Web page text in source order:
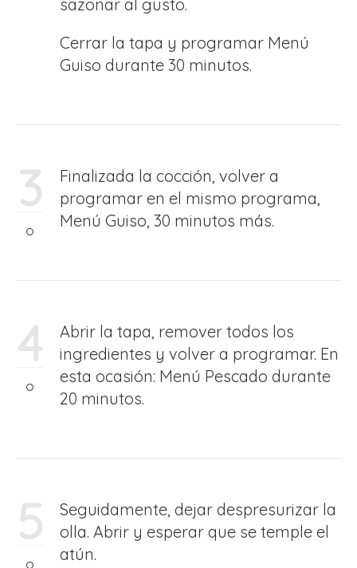
sazonar al gusto.
Cerrar la tapa y programar Menú
Guiso durante 30 minutos.
3
Finalizada la cocción, volver a
programar en el mismo programa,
Menú Guiso, 30 minutos más.
4
Abrir la tapa, remover todos los
ingredientes y volver a programar. En
esta ocasión: Menú Pescado durante
20 minutos.
5
Seguidamente, dejar despresurizar la
olla. Abrir y esperar que se temple el
atún.